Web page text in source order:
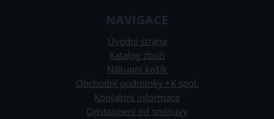
NAVIGACE
Úvodní strana
Katalog zboží
Nákupní košík
Obchodní podmínky +K spol.
Kontaktní informace
Odstoupení od smlouvy